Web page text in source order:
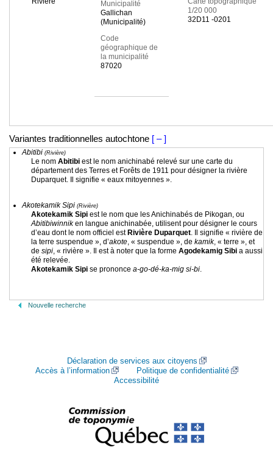
Municipalité
Gallichan
(Municipalité)
Code
géographique de
la municipalité
87020
1/20 000
32D11 -0201
Variantes traditionnelles autochtone [ – ]
Abitibi (Rivière)
Le nom Abitibi est le nom anichinabé relevé sur une carte du
département des Terres et Forêts de 1911 pour désigner la rivière
Duparquet. Il signifie « eaux mitoyennes ».
Akotekamik Sipi (Rivière)
Akotekamik Sipi est le nom que les Anichinabés de Pikogan, ou
Abitibiwinniken langue anichinabée, utilisent pour désigner le cours
d’eau dont le nom officiel est Rivière Duparquet. Il signifie « rivière de
la terre suspendue », d’akote, « suspendue », de kamik, « terre », et
de sipi, « rivière ». Il est à noter que la forme Agodekamig Sibi a aussi
été relevée.
Akotekamik Sipi se prononce a-go-dé-ka-mig si-bi.
Nouvelle recherche
Déclaration de services aux citoyens
Accès à l’information
Politique de confidentialité
Accessibilité